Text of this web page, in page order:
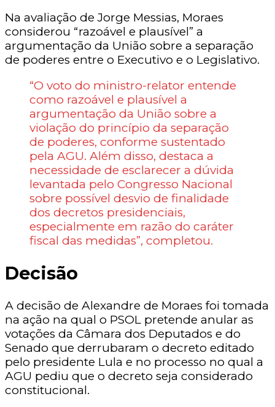
Na avaliação de Jorge Messias, Moraes
considerou “razoável e plausível” a
argumentação da União sobre a separação
de poderes entre o Executivo e o Legislativo.
“O voto do ministro-relator entende
como razoável e plausível a
argumentação da União sobre a
violação do princípio da separação
de poderes, conforme sustentado
pela AGU. Além disso, destaca a
necessidade de esclarecer a dúvida
levantada pelo Congresso Nacional
sobre possível desvio de finalidade
dos decretos presidenciais,
especialmente em razão do caráter
fiscal das medidas”, completou.
Decisão
A decisão de Alexandre de Moraes foi tomada
na ação na qual o PSOL pretende anular as
votações da Câmara dos Deputados e do
Senado que derrubaram o decreto editado
pelo presidente Lula e no processo no qual a
AGU pediu que o decreto seja considerado
constitucional.